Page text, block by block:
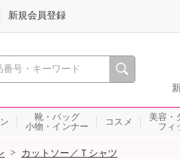
心おどる、瞬間を。通販・テレビショッピングのシ
新規会員登録
靴・バッグ
小物・インナー
コスメ
美容・
フィ
> カットソー／Ｔシャツ